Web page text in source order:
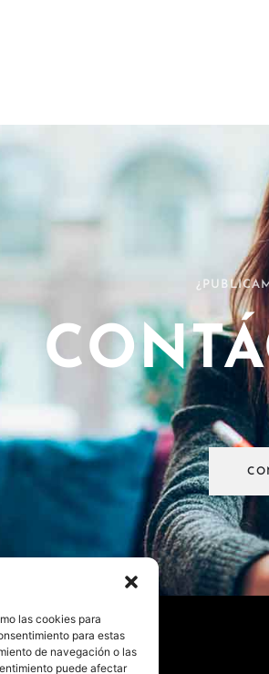
las cookies para
para estas
de navegación o las
puede afectar